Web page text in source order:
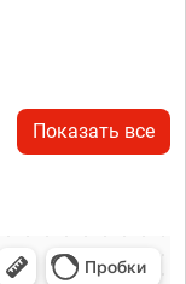
Показать все